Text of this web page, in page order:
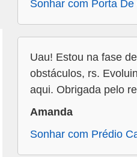
Sonhar com Porta
Uau! Estou na fase de
obstáculos, rs.
aqui. Obrigada pelo
Amanda
Sonhar com Prédio